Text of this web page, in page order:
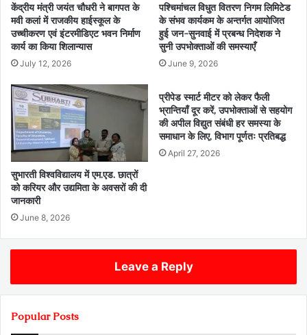
केंद्रीय मंत्री जयंत चौधरी ने बागपत के
मवी कलां में राजकीय हाईस्कूल के
उच्चीकरण एवं इंटरमीडिएट भवन निर्माण
कार्य का किया शिलान्यास
July 12, 2026
पश्चिमांचल विधुत वितरण निगम लिमिटेड
के संभव कार्यकम के अन्तर्गत आयोजित
हुई जन-सुनवाई में प्रबन्ध निदेशक ने
सुनी उपभोक्ताओं की समस्याएँ
June 9, 2026
सुभारती विश्वविद्यालय में एम.एड. छात्रों
को करियर और उद्यमिता के अवसरों की दी
जानकारी
June 8, 2026
प्रीपेड स्मार्ट मीटर को लेकर फैली
भ्रान्तियाँ दूर करें, उपभोक्ताओं से सहयोग
की अपील विद्युत संबंधी हर समस्या के
समाधान के लिए, विभाग पूर्णतः प्रतिबद्ध
April 27, 2026
Leave a Reply
Popular Posts